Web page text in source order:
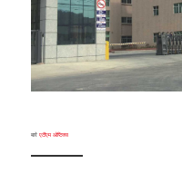
बारे एटीएम ओप्टिक्स